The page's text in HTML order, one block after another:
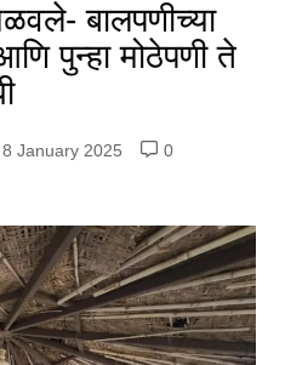
बालपणीच्या
पुन्हा मोठेपणी ते
8 January 2025
0